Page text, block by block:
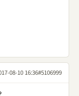
08-10 16:36#5106999